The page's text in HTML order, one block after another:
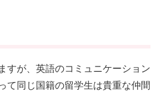
すが、英語のコミュニケーション
て同じ国籍の留学生は貴重な仲間